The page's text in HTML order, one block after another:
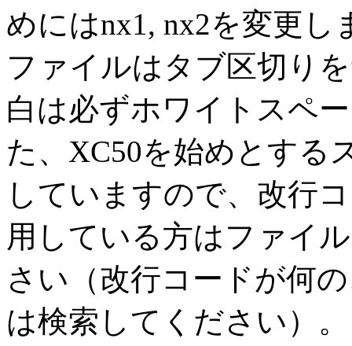
めにはnx1, nx2を変更し
ファイルはタブ区切り
白は必ずホワイトスペ
た、XC50を始めとする
していますので、改行
用している方はファイ
さい（改行コードが何
は検索してください）。